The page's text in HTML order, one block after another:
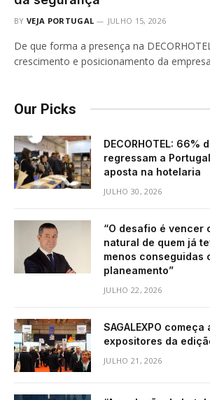
BY VEJA PORTUGAL JULHO 15, 2026
De que forma a presença na
crescimento e posicionamento da
Our Picks
DECORHOTEL: 66%
regressam a
aposta na hotelaria
JULHO 30, 2026
“O desafio é vencer
natural de quem já
menos conseguidas
planeamento”
JULHO 22, 2026
SAGALEXPO
expositores da
JULHO 21, 2026